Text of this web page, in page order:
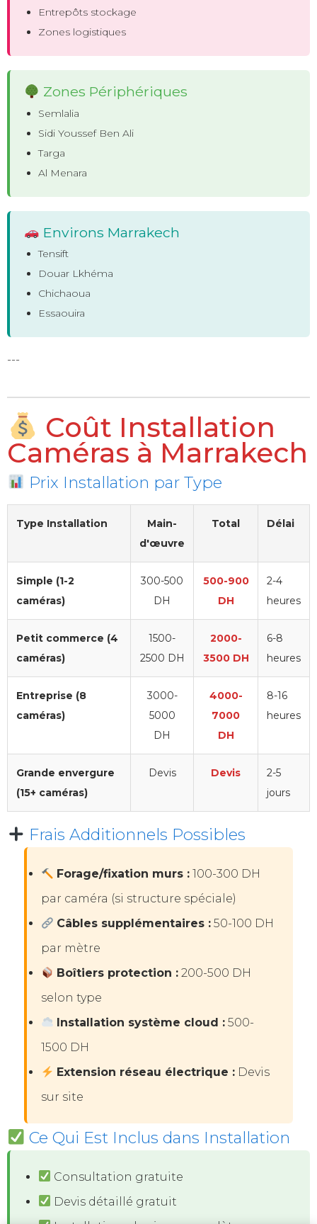
Entrepôts stockage
Zones logistiques
Zones Périphériques
Semlalia
Sidi Youssef Ben Ali
Targa
Al Menara
Environs Marrakech
Tensift
Douar Lkhéma
Chichaoua
Essaouira
---
Coût Installation
Caméras à Marrakech
Prix Installation par Type
Type Installation
Main-
d'œuvre
Total Délai
Simple (1-2
caméras)
300-500
DH
500-900
DH
2-4
heures
Petit commerce (4
caméras)
1500-
2500 DH
2000-
3500 DH
6-8
heures
Entreprise (8
caméras)
3000-
5000
DH
4000-
7000
DH
8-16
heures
Grande envergure
(15+ caméras)
Devis Devis
2-5
jours
Frais Additionnels Possibles
Forage/fixation murs : 100-300 DH
par caméra (si structure spéciale)
Câbles supplémentaires : 50-100 DH
par mètre
Boîtiers protection : 200-500 DH
selon type
Installation système cloud : 500-
1500 DH
Extension réseau électrique : Devis
sur site
Ce Qui Est Inclus dans Installation
Consultation gratuite
Devis détaillé gratuit